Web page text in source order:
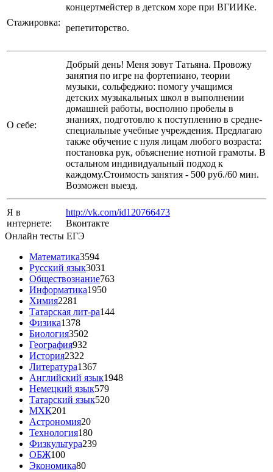
Стажировка:
концертмейстер в детском хоре при ВГИИКе.
репетиторство.
О себе:
Добрый день! Меня зовут Татьяна. Провожу
занятия по игре на фортепиано, теории
музыки, сольфеджио: помогу учащимся
детских музыкальных школ в выполнении
домашней работы, восполню пробелы в
знаниях, подготовлю к поступлению в средне-
специальные учебные учреждения. Предлагаю
также обучение с нуля лицам любого возраста:
постановка рук, объяснение нотной грамоты. В
остальном индивидуальный подход к
каждому.Стоимость занятия - 500 руб./60 мин.
Возможен выезд.
Я в
интернете:
http://vk.com/id120766473
Вконтакте
Онлайн тесты ЕГЭ
Математика3594
Русский язык3031
Обществознание763
Информатика1950
Химия2281
Татарская лит-ра144
Физика1378
Биология3502
География932
История2322
Литература1367
Английский язык1948
Немецкий язык579
Татарский язык520
МХК201
Астрономия20
Технология180
Физкультура239
ОБЖ100
Экономика80